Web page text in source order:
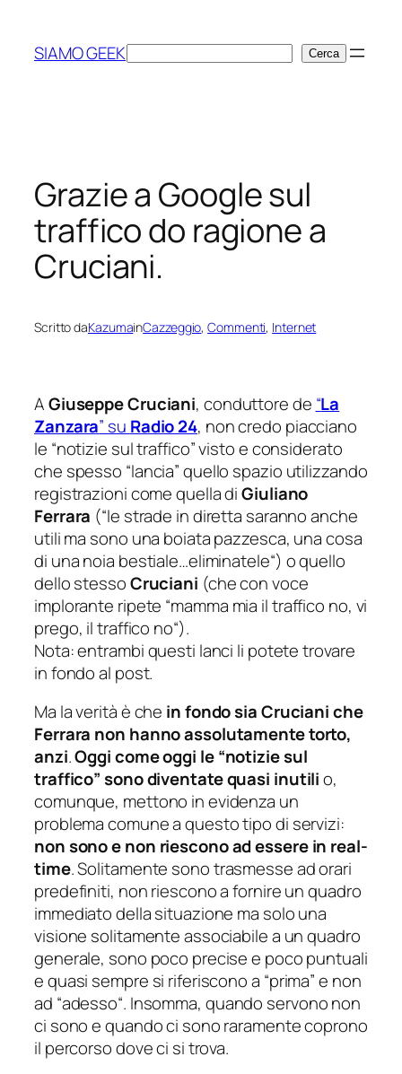
contenuto
SIAMO GEEKCerca Cerca
Grazie a Google sul
traffico do ragione a
Cruciani.
Scritto daKazumainCazzeggio, Commenti, Internet
AGiuseppe Cruciani, conduttore de “La
Zanzara” su Radio 24, non credo piacciano
le “notizie sul traffico” visto e considerato
che spesso “lancia” quello spazio utilizzando
registrazioni come quella diGiuliano
Ferrara (“le strade in diretta saranno anche
utili ma sono una boiata pazzesca, una cosa
di una noia bestiale…eliminatele“) o quello
dello stessoCruciani (che con voce
implorante ripete “mamma mia il traffico no, vi
prego, il traffico no“).
Nota: entrambi questi lanci li potete trovare
in fondo al post.
Ma la verità è che in fondo sia Cruciani che
Ferrara non hanno assolutamente torto,
anzi.Oggi come oggi le “notizie sul
traffico” sono diventate quasi inutilio,
comunque, mettono in evidenza un
problema comune a questo tipo di servizi:
non sono e non riescono ad essere in real-
time. Solitamente sono trasmesse ad orari
predefiniti, non riescono a fornire un quadro
immediato della situazione ma solo una
visione solitamente associabile a un quadro
generale, sono poco precise e poco puntuali
e quasi sempre si riferiscono a “prima” e non
ad “adesso“. Insomma, quando servono non
ci sono e quando ci sono raramente coprono
il percorso dove ci si trova.